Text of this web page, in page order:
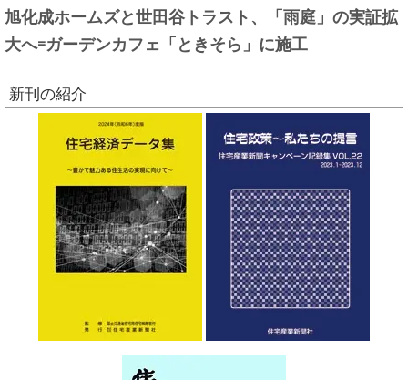
旭化成ホームズと世田谷トラスト、「雨庭」の実証拡
大へ=ガーデンカフェ「ときそら」に施工
新刊の紹介